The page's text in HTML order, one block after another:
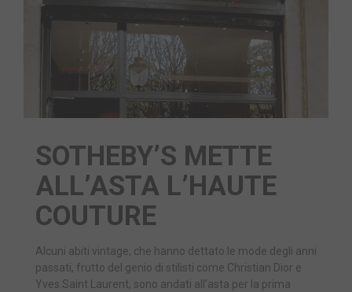
SOTHEBY’S METTE
ALL’ASTA L’HAUTE
COUTURE
Alcuni abiti vintage, che hanno dettato le mode degli anni
passati, frutto del genio di stilisti come Christian Dior e
Yves Saint Laurent, sono andati all’asta per la prima